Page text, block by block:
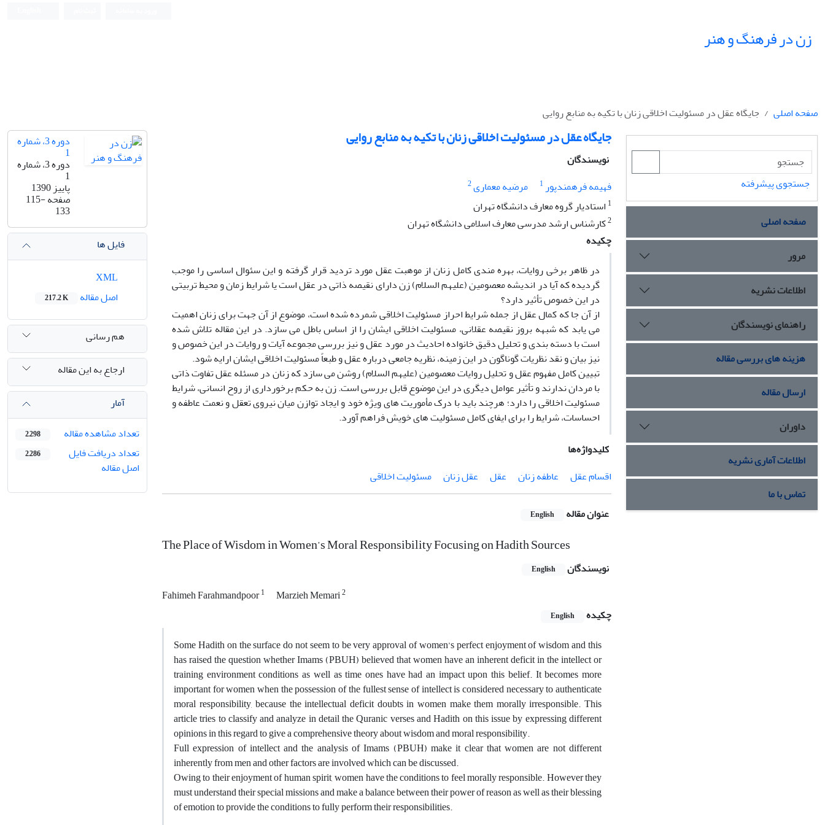
زن در فرهنگ و هنر
صفحه اصلی جایگاه عقل در مسئولیت اخلاقی زنان با تکیه به منابع روایی
جایگاه عقل در مسئولیت اخلاقی زنان با تکیه به منابع روایی
نویسندگان
فهیمه فرهمندپور1 مرضیه معماری2
1 استادیار گروه معارف دانشگاه تهران
2کارشناس ارشد مدرسی معارف اسلامی دانشگاه تهران
چکیده
در ظاهر برخی روایات، بهره مندی کامل زنان از موهبت عقل مورد تردید قرار گرفته و این سئوال اساسی را موجب
گردیده که آیا در اندیشه معصومین (علیهم السلام) زن دارای نقیصه ذاتی در عقل است یا شرایط زمان و محیط تربیتی
در این خصوص تأثیر دارد؟
از آن جا که کمال عقل از جمله شرایط احراز مسئولیت اخلاقی شمرده شده است، موضوع از آن جهت برای زنان اهمیت
می یابد که شبهه بروز نقیصه عقلانی، مسئولیت اخلاقی ایشان را از اساس باطل می سازد. در این مقاله تلاش شده
است با دسته بندی و تحلیل دقیق خانواده احادیث در مورد عقل و نیز بررسی مجموعه آیات و روایات در این خصوص و
نیز بیان و نقد نظریات گوناگون در این زمینه، نظریه جامعی درباره عقل و طبعاً مسئولیت اخلاقی ایشان ارایه شود.
تبیین کامل مفهوم عقل و تحلیل روایات معصومین (علیهم السلام) روشن می سازد که زنان در مسئله عقل تفاوت ذاتی
با مردان ندارند و تأثیر عوامل دیگری در این موضوع قابل بررسی است. زن به حکم برخورداری از روح انسانی، شرایط
مسئولیت اخلاقی را دارد؛ هرچند باید با درک مأموریت های ویژه خود و ایجاد توازن میان نیروی تعقل و نعمت عاطفه و
احساسات، شرایط را برای ایفای کامل مسئولیت های خویش فراهم آورد.
کلیدواژه‌ها
اقسام عقل
عاطفه زنان عقل عقل زنان مسئولیت اخلاقی
عنوان مقاله English
The Place of Wisdom in Women’s Moral Responsibility Focusing on Hadith Sources
نویسندگان English
Fahimeh Farahmandpoor1 Marzieh Memari2
چکیده English
Some Hadith on the surface do not seem to be very approval of women’s perfect enjoyment of wisdom and this
has raised the question whether Imams (PBUH) believed that women have an inherent deficit in the intellect or
training environment conditions as well as time ones have had an impact upon this belief. It becomes more
important for women when the possession of the fullest sense of intellect is considered necessary to authenticate
moral responsibility, because the intellectual deficit doubts in women make them morally irresponsible. This
article tries to classify and analyze in detail the Quranic verses and Hadith on this issue by expressing different
opinions in this regard to give a comprehensive theory about wisdom and moral responsibility.
Full expression of intellect and the analysis of Imams (PBUH) make it clear that women are not different
inherently from men and other factors are involved which can be discussed.
Owing to their enjoyment of human spirit, women have the conditions to feel morally responsible. However they
must understand their special missions and make a balance between their power of reason as well as their blessing
of emotion to provide the conditions to fully perform their responsibilities.
دوره 3، شماره
1
دوره 3، شماره
1
پاییز 1390
صفحه115-
133
فایل ها
اصل مقاله
217.2 K
هم رسانی
ارجاع به این مقاله
آمار
تعداد مشاهده مقاله
2,298
تعداد دریافت فایل
اصل مقاله
2,286
جستجوی پیشرفته
صفحه اصلی
مرور
اطلاعات نشریه
راهنمای نویسندگان
هزینه های بررسی مقاله
ارسال مقاله
داوران
اطلاعات آماری نشریه
تماس با ما